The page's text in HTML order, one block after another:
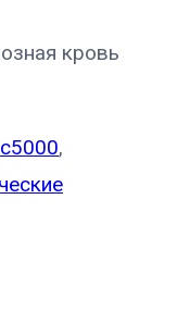
кровь
,